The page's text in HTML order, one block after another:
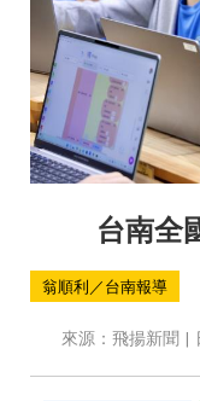
台南全
翁順利／台南報導
來源：飛揚新聞 |